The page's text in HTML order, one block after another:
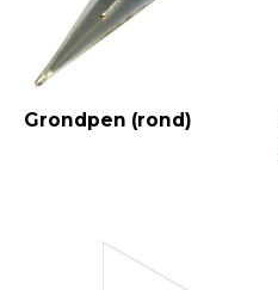
Grondpen (rond)